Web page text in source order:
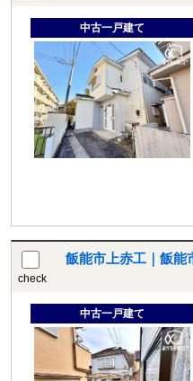
中古一戸建て
check
飯能市上赤工｜飯能
中古一戸建て